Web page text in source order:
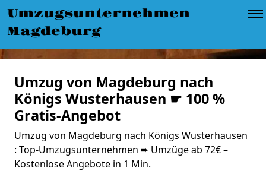
Umzugsunternehmen
Magdeburg
Umzug von Magdeburg nach
Königs Wusterhausen ☛ 100 %
Gratis-Angebot
Umzug von Magdeburg nach Königs Wusterhausen
: Top-Umzugsunternehmen ➨ Umzüge ab 72€ –
Kostenlose Angebote in 1 Min.